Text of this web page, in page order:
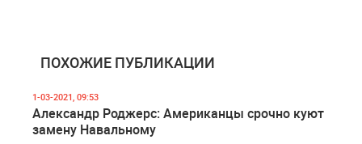
ПОХОЖИЕ ПУБЛИКАЦИИ
1-03-2021, 09:53
Александр Роджерс: Американцы срочно куют
замену Навальному